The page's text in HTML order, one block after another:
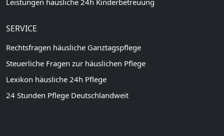
SERVICE
Rechtsfragen häusliche Ganztagspflege
Steuerliche Fragen zur häuslichen Pflege
Lexikon häusliche 24h Pflege
24 Stunden Pflege Deutschlandweit